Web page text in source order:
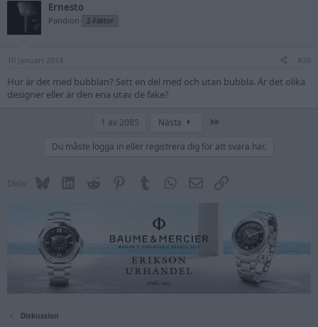
o
s
Ernesto
Pandion 2-Faktor
10 Januari 2014 #30
Hur är det med bubblan? Sett en del med och utan bubbla. Är det olika
designer eller är den ena utav de fake?
1 av 2085 Nästa
Du måste logga in eller registrera dig för att svara här.
Diskussion